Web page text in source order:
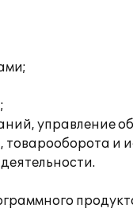
управление
и